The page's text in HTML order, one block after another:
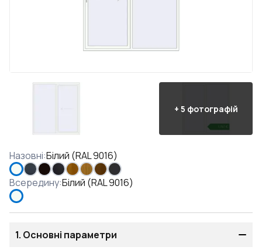
+ 5 фотографій
Назовні:Білий (RAL 9016)
Всередину:Білий (RAL 9016)
1. Основні параметри